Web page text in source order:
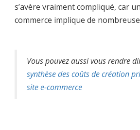
s’avère vraiment compliqué, car
commerce implique de
Vous pouvez aussi vous rendre
synthèse des coûts de création
site e-commerce